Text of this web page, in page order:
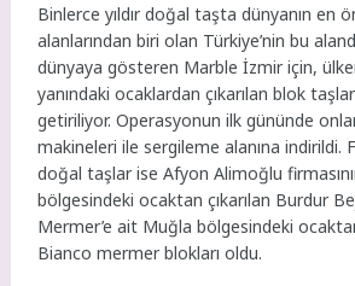
Binlerce yıldır doğal taşta dünyanın en
alanlarından biri olan Türkiye’nin bu
dünyaya gösteren Marble İzmir için,
yanındaki ocaklardan çıkarılan blok
getiriliyor. Operasyonun ilk gününde
makineleri ile sergileme alanına indirildi.
doğal taşlar ise Afyon Alimoğlu
bölgesindeki ocaktan çıkarılan Burdur
Mermer’e ait Muğla bölgesindeki
Bianco mermer blokları oldu.